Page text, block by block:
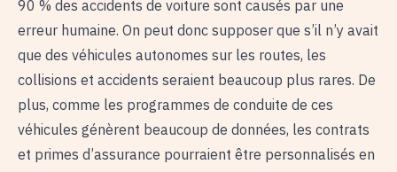
90 % des accidents de voiture sont causés par une
erreur humaine. On peut donc supposer que s’il n’y avait
que des véhicules autonomes sur les routes, les
collisions et accidents seraient beaucoup plus rares. De
plus, comme les programmes de conduite de ces
véhicules génèrent beaucoup de données, les contrats
et primes d’assurance pourraient être personnalisés en